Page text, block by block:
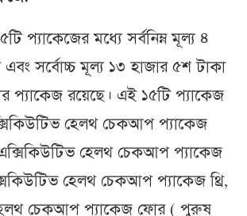
প্যাকেজের মধ্যে সর্বনিম্ন মূল্য ৪
সর্বোচ্চ মূল্য ১৩ হাজার ৫শ টাকা
প্যাকেজ রয়েছে। এই ১৫টি প্যাকেজ
হেলথ চেকআপ প্যাকেজ
হেলথ চেকআপ প্যাকেজ
হেলথ চেকআপ প্যাকেজ থ্রি,
চেকআপ প্যাকেজ ফোর ( পুরুষ